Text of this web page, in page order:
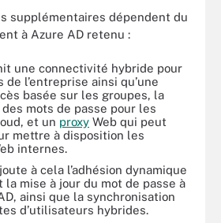
supplémentaires dépendent du
à Azure AD retenu :
une connectivité hybride pour
l’entreprise ainsi qu’une
basée sur les groupes, la
mots de passe pour les
et un proxy Web qui peut
mettre à disposition les
internes.
à cela l’adhésion dynamique
la mise à jour du mot de passe à
ainsi que la synchronisation
d’utilisateurs hybrides.